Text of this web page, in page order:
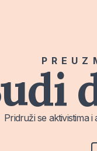
Pridruži se aktivistima